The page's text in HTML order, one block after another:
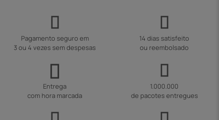
Pagamento seguro em
3 ou 4 vezes sem despesas
14 dias satisfeito
ou reembolsado
Entrega
com hora marcada
1.000.000
de pacotes entregues